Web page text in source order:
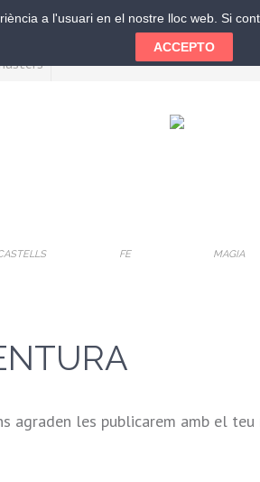
FE MAGIA
agraden les publicarem amb el
a l'usuari en el nostre lloc web. Si
ACCEPTO